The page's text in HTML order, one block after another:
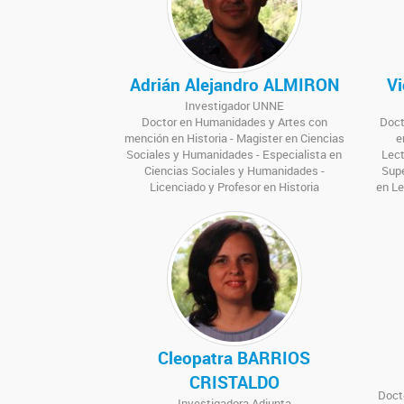
Adrián Alejandro ALMIRON
Investigador UNNE
Doctor en Humanidades y Artes con
mención en Historia - Magister en Ciencias
Sociales y Humanidades - Especialista en
Ciencias Sociales y Humanidades -
Licenciado y Profesor en Historia
en
Cleopatra BARRIOS
CRISTALDO